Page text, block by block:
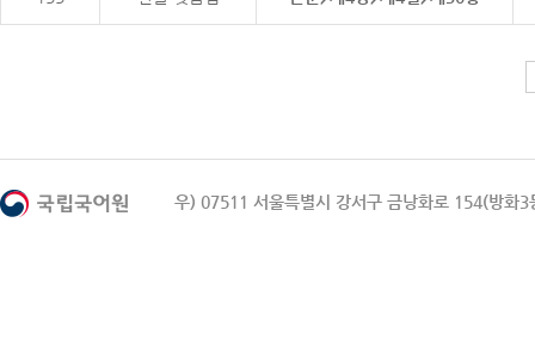
우) 07511 서울특별시 강서구 금낭화로 154(방화3